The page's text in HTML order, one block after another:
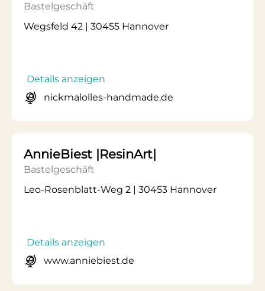
Bastelgeschäft
Wegsfeld 42 | 30455 Hannover
Details anzeigen
nickmalolles-handmade.de
AnnieBiest |ResinArt|
Bastelgeschäft
Leo-Rosenblatt-Weg 2 | 30453 Hannover
Details anzeigen
www.anniebiest.de